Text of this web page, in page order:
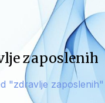
zaposlenih
"zdravlje zaposlenih"